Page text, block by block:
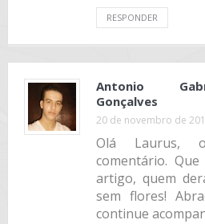
RESPONDER
Antonio
Gonçalves
20 de novembro de
Olá Laurus,
comentário.
artigo, quem
sem flores!
continue